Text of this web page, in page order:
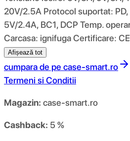
20V/2.5A Protocol suportat: PD,
5V/2.4A, BC1, DCP Temp.
Carcasa: ignifuga Certificare:
Afișează tot
cumpara de pe case-smart.ro
Termeni si Conditii
Magazin: case-smart.ro
Cashback: 5 %